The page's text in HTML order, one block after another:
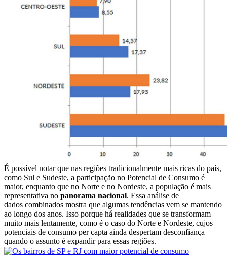
É possível notar que nas regiões tradicionalmente mais ricas do país,
como Sul e Sudeste, a participação no Potencial de Consumo é
maior, enquanto que no Norte e no Nordeste, a população é mais
representativa no panorama nacional. Essa análise de
dados combinados mostra que algumas tendências vem se mantendo
ao longo dos anos. Isso porque há realidades que se transformam
muito mais lentamente, como é o caso do Norte e Nordeste, cujos
potenciais de consumo per capta ainda despertam desconfiança
quando o assunto é expandir para essas regiões.